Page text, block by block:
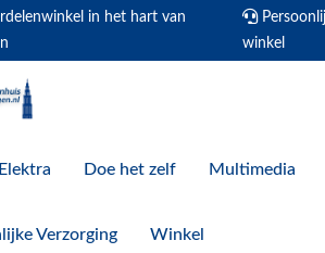
in het hart van
winkel
Doe het zelf Multimedia
Verzorging Winkel